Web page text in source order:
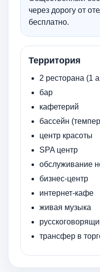
через дорогу от
бесплатно.
Территория
2 ресторана (1 а
бар
кафетерий
бассейн
центр красоты
SPA центр
обслуживание
бизнес-центр
интернет-кафе
живая музыка
трансфер в